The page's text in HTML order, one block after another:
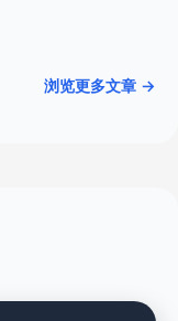
浏览更多文章 →